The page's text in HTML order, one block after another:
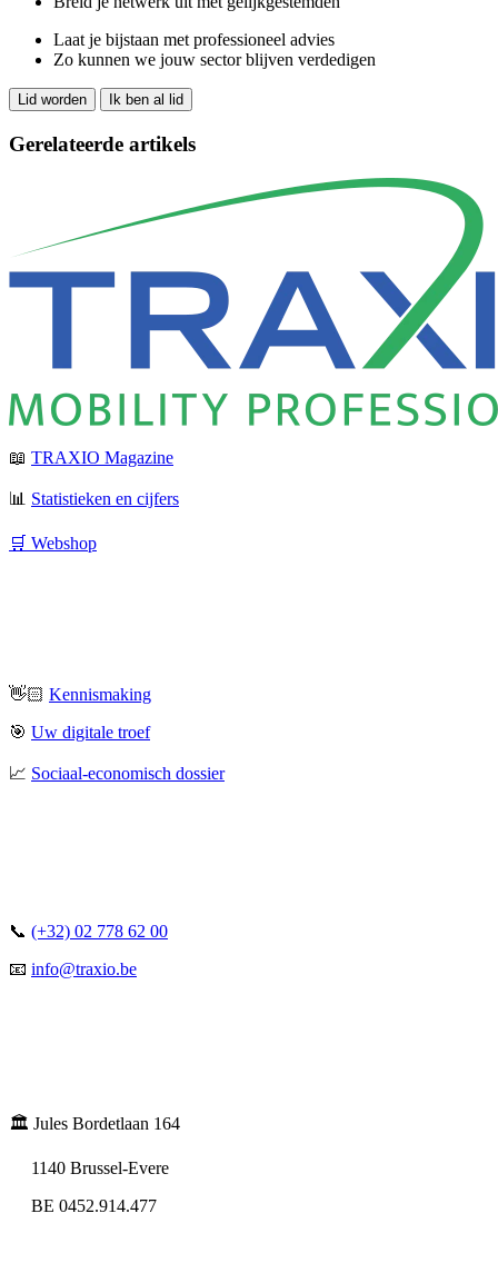
Laat je bijstaan met professioneel advies
Zo kunnen we jouw sector blijven verdedigen
Lid worden Ik ben al lid
Gerelateerde artikels
📖 TRAXIO Magazine
📊 Statistieken en cijfers
🛒 Webshop
👋🏻 Kennismaking
🎯 Uw digitale troef
📈 Sociaal-economisch dossier
📞 (+32) 02 778 62 00
📧 info@traxio.be
🏛️ Jules Bordetlaan 164
1140 Brussel-Evere
BE 0452.914.477